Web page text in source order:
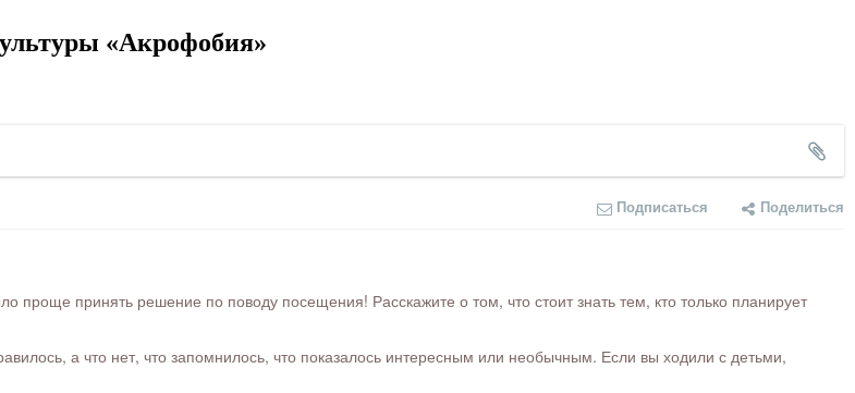
«Акрофобия»
Подписаться Поделиться
принять решение по поводу посещения! Расскажите о том, что стоит знать тем, кто только планирует
а что нет, что запомнилось, что показалось интересным или необычным. Если вы ходили с детьми,